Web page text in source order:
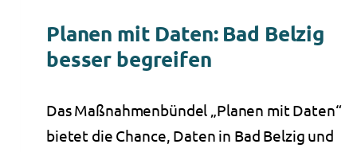
Planen mit Daten: Bad Belzig
besser begreifen
Das Maßnahmenbündel „Planen mit Daten“
bietet die Chance, Daten in Bad Belzig und